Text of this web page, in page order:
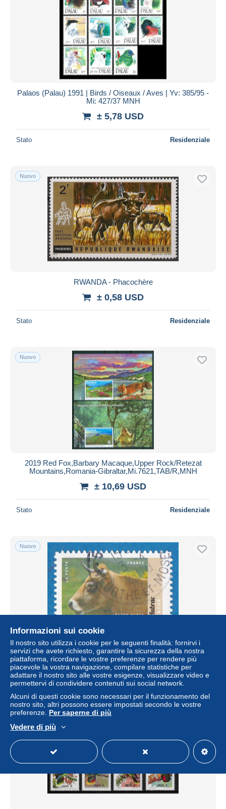
Palaos (Palau) 1991 | Birds / Oiseaux / Aves | Yv: 385/95 -
Mi: 427/37 MNH
± 5,78 USD
Stato Residenziale
Nuovo
RWANDA - Phacochère
± 0,58 USD
Stato Residenziale
Nuovo
2019 Red Fox,Barbary Macaque,Upper Rock/Retezat
Mountains,Romania-Gibraltar,Mi.7621,TAB/R,MNH
± 10,69 USD
Stato Residenziale
Nuovo
France 2017 Animaux de la ferme. Vache. A12
± 0,49 USD
Nuovo
Informazioni sui cookie
Il nostro sito utilizza i cookie per le seguenti finalità: fornirvi i
servizi che avete richiesto, garantire la sicurezza della nostra
piattaforma, ricordare le vostre preferenze per rendere più
piacevole la vostra navigazione, compilare statistiche per
adattare il nostro sito alle vostre esigenze, visualizzare video e
permettervi di condividere contenuti sui social network.
Alcuni di questi cookie sono necessari per il funzionamento del
nostro sito, altri possono essere impostati secondo le vostre
preferenze. Per saperne di più
Vedere di più